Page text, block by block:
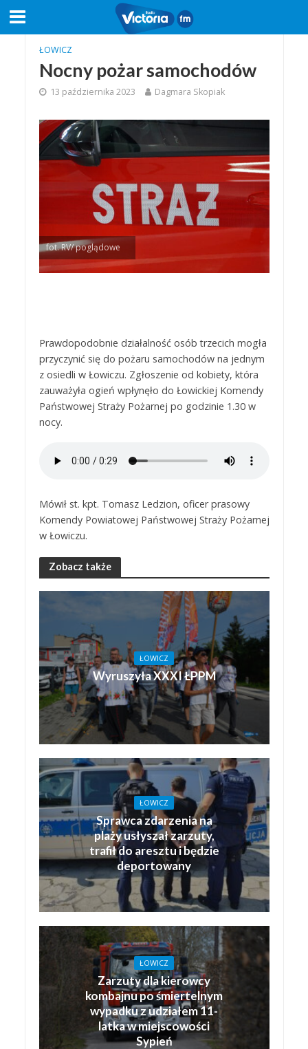
ŁOWICZ
Nocny pożar samochodów
13 października 2023 Dagmara Skopiak
fot. RV/ poglądowe
Prawdopodobnie działalność osób trzecich mogła
przyczynić się do pożaru samochodów na jednym
z osiedli w Łowiczu. Zgłoszenie od kobiety, która
zauważyła ogień wpłynęło do Łowickiej Komendy
Państwowej Straży Pożarnej po godzinie 1.30 w
nocy.
Mówił st. kpt. Tomasz Ledzion, oficer prasowy
Komendy Powiatowej Państwowej Straży Pożarnej
w Łowiczu.
Zobacz także
ŁOWICZ
Wyruszyła XXXI ŁPPM
ŁOWICZ
Sprawca zdarzenia na
plaży usłyszał zarzuty,
trafił do aresztu i będzie
deportowany
ŁOWICZ
Zarzuty dla kierowcy
kombajnu po śmiertelnym
wypadku z udziałem 11-
latka w miejscowości
Sypień